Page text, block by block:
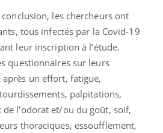
les chercheurs ont
tous infectés par la Covid-19
leur inscription à l’étude.
questionnaires sur leurs
un effort, fatigue,
palpitations,
de l'odorat et/ou du goût, soif,
thoraciques, essoufflement,